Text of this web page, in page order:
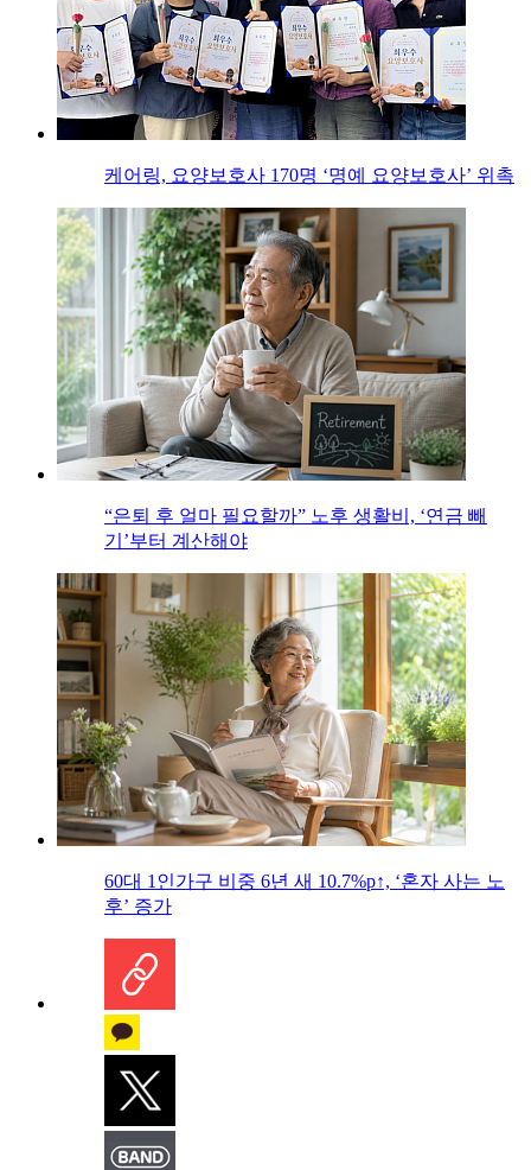
케어링, 요양보호사 170명 ‘명예 요양보호사’ 위촉
“은퇴 후 얼마 필요할까” 노후 생활비, ‘연금 빼
기’부터 계산해야
60대 1인가구 비중 6년 새 10.7%p↑, ‘혼자 사는 노
후’ 증가